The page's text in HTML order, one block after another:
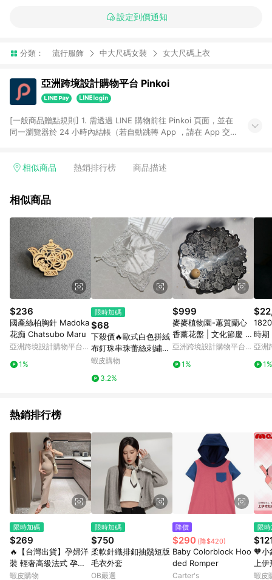
設定到價通知
分類： 流行服飾 中大尺碼女裝 女大尺碼上衣
亞洲跨境設計購物平台 Pinkoi
[一般商品贈點規則] 1. 需透過 LINE 購物前往 Pinkoi 頁面，並在
同一瀏覽器於 24 小時內結帳（若自動跳轉 App ，請在 App 交
回饋訂單不得享有 Pinkoi 站方優惠，例如首購優惠，P coins，
行為，不具贈點資格，部分退款不在此限。 6. APP 請更新至
貨後 45 天後發送。 8. 群眾募資商品，禮物卡，開館保證金，補
運費，攤位費等不具贈點資格。 9. LINE 購物站上之商品規格、
顏色、價位、贈品如與 Pinkoi 商品資訊頁及購物車不符，以
Pinkoi 購物商品資訊頁及購物車標示為準。 10. 點數紅包使用規
則請以點數紅包活動說明為準。 11. 若於 LINE 購物前往 Pinkoi
頁面後才首次下載 Pinkoi APP 並完成訂單，不符合導購資格；承
上，首次下載 Pinkoi APP 後，需透過 LINE 購物前往 Pinkoi 頁
面，方享導購資格。
相似商品 熱銷排行榜 商品描述
相似商品
$236
國產絲柏胸針 Madoka
花痴 Chatsubo Maru
亞洲跨境設計購物平台
1%
限時加碼
$68
下殺價🔥歐式白色拼絨
布釘珠串珠蕾絲刺繡餐
墊桌墊繡花防塵蓋巾桌
蝦皮購物
3.2%
$999
麥麥植物園-蕙質蘭心
香薰花盤 | 文化節慶 植
物花卉 特色送禮
亞洲跨境設計購物平台
1%
時期
遠鏡
亞洲
1%
熱銷排行榜
限時加碼
$269
🔥【台灣出貨】孕婦洋
裝 輕奢高級法式 孕婦
連衣裙 夏季新款 氣質
蝦皮購物
限時加碼
$750
柔軟針織排釦抽鬚短版
毛衣外套
OB嚴選
降價
$290 (降$420)
Baby Colorblock Hoo
ded Romper
Carter's
限
🧡小
上
蝦皮